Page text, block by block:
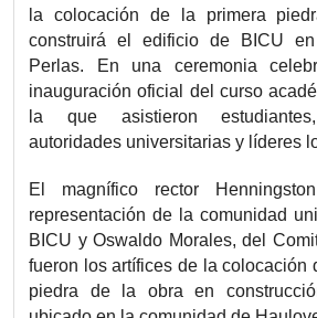
la colocación de la primera
construirá el edificio de BICU
Perlas. En una ceremonia
inauguración oficial del curso
la que asistieron
autoridades universitarias y líderes
El magnífico rector
representación de la comunidad
BICU y Oswaldo Morales, del
fueron los artífices de la colocación
piedra de la obra en